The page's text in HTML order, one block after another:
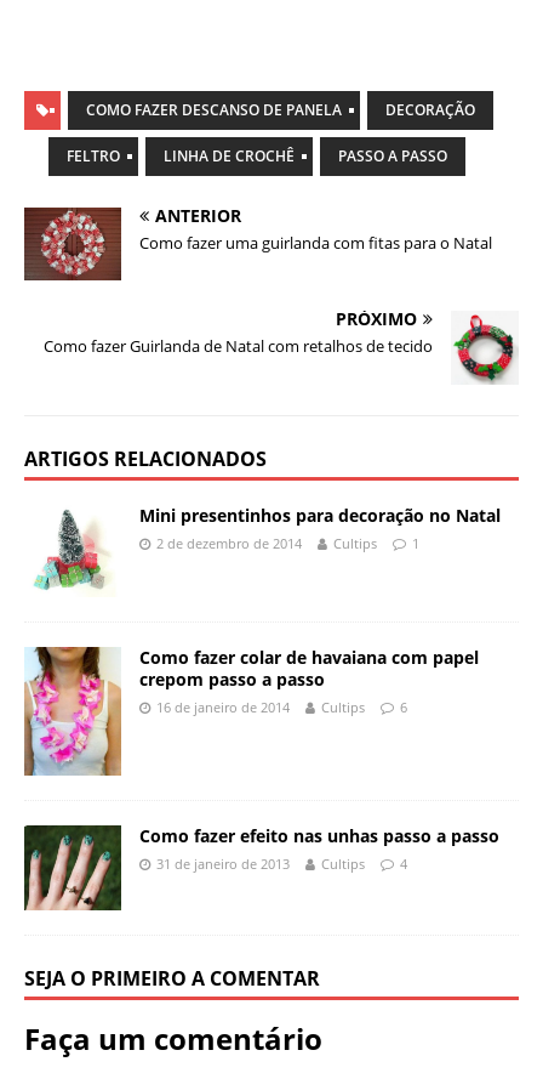
COMO FAZER DESCANSO DE PANELA DECORAÇÃO
FELTRO LINHA DE CROCHÊ PASSO A PASSO
ANTERIOR
Como fazer uma guirlanda com fitas para o Natal
PRÓXIMO
Como fazer Guirlanda de Natal com retalhos de tecido
ARTIGOS RELACIONADOS
Mini presentinhos para decoração no Natal
2 de dezembro de 2014 Cultips 1
Como fazer colar de havaiana com papel
crepom passo a passo
16 de janeiro de 2014 Cultips 6
Como fazer efeito nas unhas passo a passo
31 de janeiro de 2013 Cultips 4
SEJA O PRIMEIRO A COMENTAR
Faça um comentário